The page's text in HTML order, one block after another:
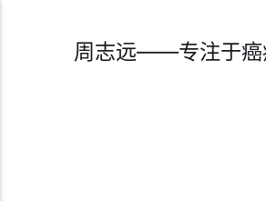
周志远——专注于癌